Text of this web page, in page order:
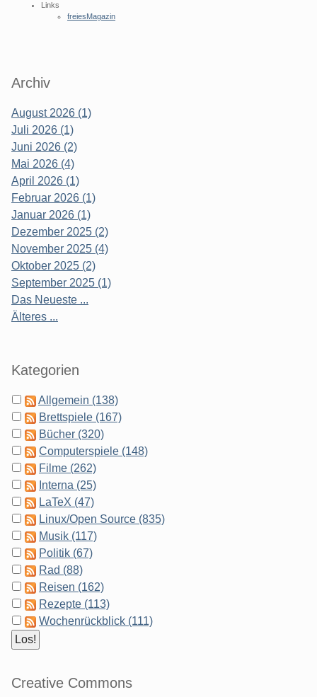
Links
freiesMagazin
Archiv
August 2026 (1)
Juli 2026 (1)
Juni 2026 (2)
Mai 2026 (4)
April 2026 (1)
Februar 2026 (1)
Januar 2026 (1)
Dezember 2025 (2)
November 2025 (4)
Oktober 2025 (2)
September 2025 (1)
Das Neueste ...
Älteres ...
Kategorien
Allgemein (138)
Brettspiele (167)
Bücher (320)
Computerspiele (148)
Filme (262)
Interna (25)
LaTeX (47)
Linux/Open Source (835)
Musik (117)
Politik (67)
Rad (88)
Reisen (162)
Rezepte (113)
Wochenrückblick (111)
Creative Commons